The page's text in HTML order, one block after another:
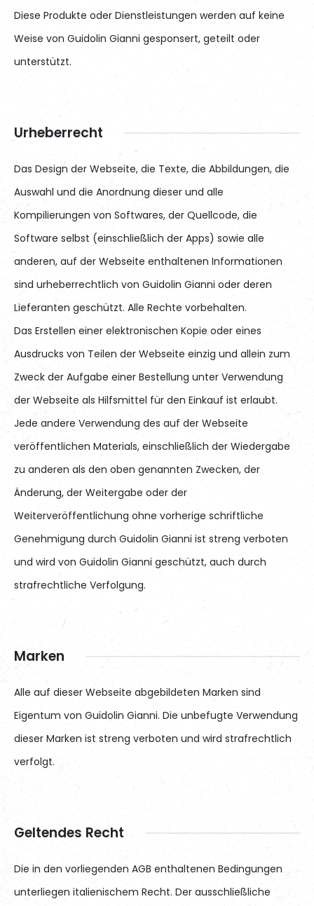
Diese Produkte oder Dienstleistungen werden auf keine
Weise von Guidolin Gianni gesponsert, geteilt oder
unterstützt.
Urheberrecht
Das Design der Webseite, die Texte, die Abbildungen, die
Auswahl und die Anordnung dieser und alle
Kompilierungen von Softwares, der Quellcode, die
Software selbst (einschließlich der Apps) sowie alle
anderen, auf der Webseite enthaltenen Informationen
sind urheberrechtlich von Guidolin Gianni oder deren
Lieferanten geschützt. Alle Rechte vorbehalten.
Das Erstellen einer elektronischen Kopie oder eines
Ausdrucks von Teilen der Webseite einzig und allein zum
Zweck der Aufgabe einer Bestellung unter Verwendung
der Webseite als Hilfsmittel für den Einkauf ist erlaubt.
Jede andere Verwendung des auf der Webseite
veröffentlichen Materials, einschließlich der Wiedergabe
zu anderen als den oben genannten Zwecken, der
Änderung, der Weitergabe oder der
Weiterveröffentlichung ohne vorherige schriftliche
Genehmigung durch Guidolin Gianni ist streng verboten
und wird von Guidolin Gianni geschützt, auch durch
strafrechtliche Verfolgung.
Marken
Alle auf dieser Webseite abgebildeten Marken sind
Eigentum von Guidolin Gianni. Die unbefugte Verwendung
dieser Marken ist streng verboten und wird strafrechtlich
verfolgt.
Geltendes Recht
Die in den vorliegenden AGB enthaltenen Bedingungen
unterliegen italienischem Recht. Der ausschließliche